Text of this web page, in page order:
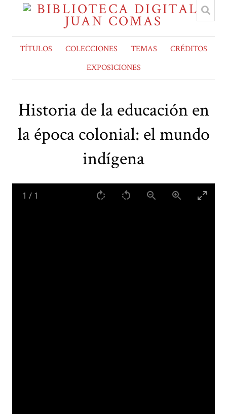
TÍTULOS COLECCIONES TEMAS
CRÉDITOS
EXPOSICIONES
Historia de la educación en
la época colonial: el mundo
indígena
1 / 1